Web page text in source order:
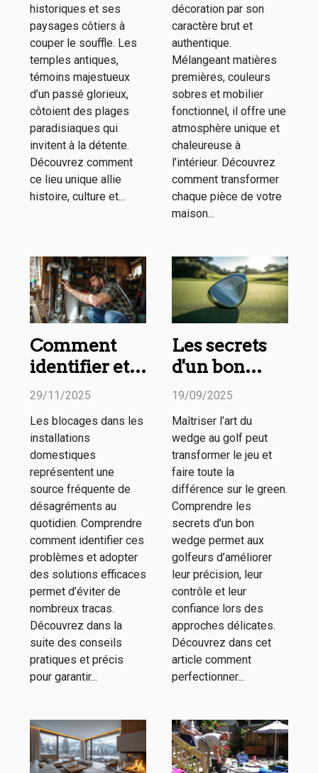
historiques et ses
paysages côtiers à
couper le souffle. Les
temples antiques,
témoins majestueux
d’un passé glorieux,
côtoient des plages
paradisiaques qui
invitent à la détente.
Découvrez comment
ce lieu unique allie
histoire, culture et...
décoration par son
caractère brut et
authentique.
Mélangeant matières
premières, couleurs
sobres et mobilier
fonctionnel, il offre une
atmosphère unique et
chaleureuse à
l’intérieur. Découvrez
comment transformer
chaque pièce de votre
maison...
Comment
identifier et
résoudre les
vos
installations
domestiques
?
29/11/2025
Les blocages dans les
installations
domestiques
représentent une
source fréquente de
désagréments au
quotidien. Comprendre
comment identifier ces
problèmes et adopter
des solutions efficaces
permet d’éviter de
nombreux tracas.
Découvrez dans la
suite des conseils
pratiques et précis
pour garantir...
Les secrets
d'un bon
wedge
ligne
19/09/2025
Maîtriser l’art du
wedge au golf peut
transformer le jeu et
faire toute la
différence sur le green.
Comprendre les
secrets d’un bon
wedge permet aux
golfeurs d’améliorer
leur précision, leur
contrôle et leur
confiance lors des
approches délicates.
Découvrez dans cet
article comment
perfectionner...